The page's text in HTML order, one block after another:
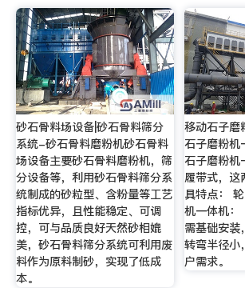
砂石骨料场设备|砂石骨料筛分
系统-砂石骨料磨粉机砂石骨料
场设备主要砂石骨料磨粉机，筛
分设备等，利用砂石骨料筛分系
统制成的砂粒型、含粉量等工艺
指标优异，且性能稳定、可调
控，可与品质良好天然砂相媲
美，砂石骨料筛分系统可利用废
料作为原料制砂，实现了低成
本。
移动石子磨
石子磨粉机
石子磨粉机
履带式，这
具特点：
机一体机：
需基础安装
转弯半径小
户需求。